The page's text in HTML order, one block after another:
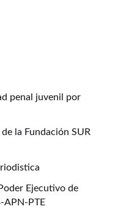
penal juvenil por
la Fundación SUR
Ejecutivo de
APN-PTE